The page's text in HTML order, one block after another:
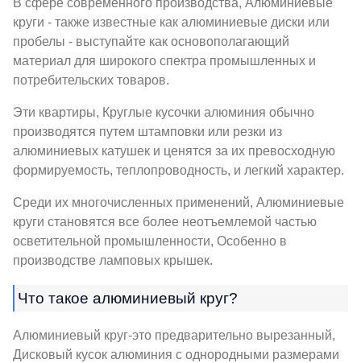
В сфере современного производства, Алюминиевые
круги - также известные как алюминиевые диски или
пробелы - выступайте как основополагающий
материал для широкого спектра промышленных и
потребительских товаров.
Эти квартиры, Круглые кусочки алюминия обычно
производятся путем штамповки или резки из
алюминиевых катушек и ценятся за их превосходную
формируемость, теплопроводность, и легкий характер.
Среди их многочисленных применений, Алюминиевые
круги становятся все более неотъемлемой частью
осветительной промышленности, Особенно в
производстве ламповых крышек.
Что такое алюминиевый круг?
Алюминиевый круг-это предварительно вырезанный,
Дисковый кусок алюминия с однородными размерами